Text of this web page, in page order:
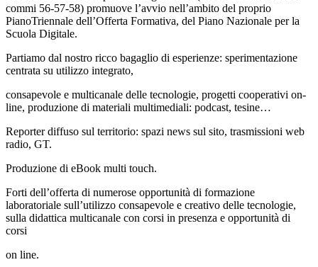
commi 56-57-58) promuove l’avvio nell’ambito del proprio
PianoTriennale dell’Offerta Formativa, del Piano Nazionale per la
Scuola Digitale.
Partiamo dal nostro ricco bagaglio di esperienze: sperimentazione
centrata su utilizzo integrato,
consapevole e multicanale delle tecnologie, progetti cooperativi on-
line, produzione di materiali multimediali: podcast, tesine…
Reporter diffuso sul territorio: spazi news sul sito, trasmissioni web
radio, GT.
Produzione di eBook multi touch.
Forti dell’offerta di numerose opportunità di formazione
laboratoriale sull’utilizzo consapevole e creativo delle tecnologie,
sulla didattica multicanale con corsi in presenza e opportunità di
corsi
on line.